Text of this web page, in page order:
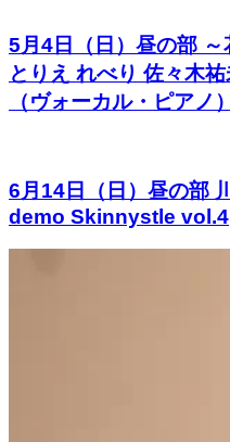
5月4日（日）昼の部
とりえ れべり 佐々木
（ヴォーカル・ピアノ
6月14日（日）昼の部
demo Skinnystle vol.4